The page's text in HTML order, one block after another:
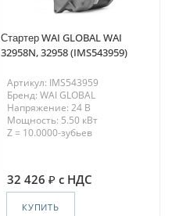
Стартер WAI GLOBAL WAI
32958N, 32958 (IMS543959)
Артикул: IMS543959
Бренд: WAI GLOBAL
Напряжение: 24 В
Мощность: 5.50 кВт
Z = 10.0000-зубьев
32 426 с НДС
КУПИТЬ